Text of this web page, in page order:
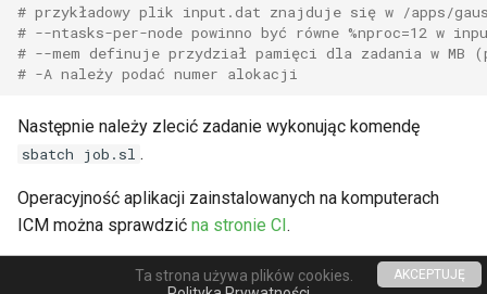
# przykładowy plik input.dat znajduje się w /apps/
# --ntasks-per-node powinno być równe %nproc=12 w
# --mem definuje przydział pamięci dla zadania w
# -A należy podać numer alokacji
Następnie należy zlecić zadanie wykonując komendę
sbatch job.sl .
Operacyjność aplikacji zainstalowanych na komputerach
ICM można sprawdzić na stronie CI.
Material for MkDocs
Ta strona używa plików cookies.
AKCEPTUJĘ